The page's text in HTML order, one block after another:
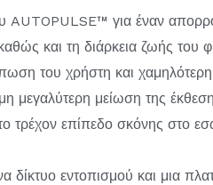
για έναν
και τη διάρκεια ζωής του
του χρήστη και
μεγαλύτερη μείωση της
τρέχον επίπεδο σκόνης στο
εντοπισμού και μια